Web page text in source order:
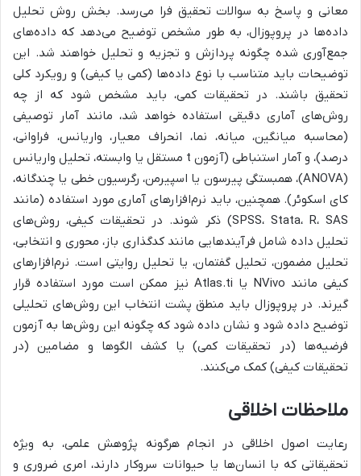
معانی و پاسخ به سوالات تحقیق فرا می‌رسد. بخش روش تحلیل
داده‌ها در پروپوزال، به طور مشخص توضیح می‌دهد که داده‌های
جمع‌آوری شده چگونه پردازش و تجزیه و تحلیل خواهند شد. این
توضیحات باید متناسب با نوع داده‌ها (کمی یا کیفی) و رویکرد کلی
تحقیق باشند. در تحقیقات کمی، باید مشخص شود که از چه
روش‌های آماری دقیقی استفاده خواهد شد، مانند آمار توصیفی
(محاسبه میانگین، میانه، نما، انحراف معیار، واریانس، فراوانی،
درصد)، و آمار استنباطی (آزمون t مستقل یا وابسته، تحلیل واریانس
(ANOVA)، همبستگی پیرسون یا اسپیرمن، رگرسیون خطی یا چندگانه،
کای اسکوئر). همچنین، باید نرم‌افزارهای آماری مورد استفاده (مانند
SPSS، Stata، R، SAS) ذکر شوند. در تحقیقات کیفی، روش‌های
تحلیل داده شامل فرآیندهایی مانند کدگذاری باز، محوری و انتخابی،
تحلیل مضمون، تحلیل گفتمان، یا تحلیل روایتی است. نرم‌افزارهای
کیفی مانند NVivo یا Atlas.ti نیز ممکن است مورد استفاده قرار
گیرند. در پروپوزال باید منطق پشت انتخاب این روش‌های تحلیلی
توضیح داده شود و نشان داده شود که چگونه این روش‌ها به آزمون
فرضیه‌ها (در تحقیقات کمی) یا کشف الگوها و مضامین (در
تحقیقات کیفی) کمک می‌کنند.
ملاحظات اخلاقی
رعایت اصول اخلاقی در انجام هرگونه پژوهش علمی، به ویژه
تحقیقاتی که با انسان‌ها یا حیوانات سروکار دارند، امری ضروری و